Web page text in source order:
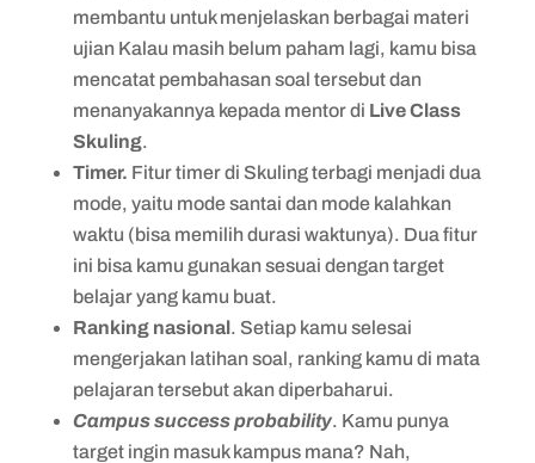
membantu untuk menjelaskan berbagai materi
ujian Kalau masih belum paham lagi, kamu bisa
mencatat pembahasan soal tersebut dan
menanyakannya kepada mentor di Live Class
Skuling.
Timer. Fitur timer di Skuling terbagi menjadi dua
mode, yaitu mode santai dan mode kalahkan
waktu (bisa memilih durasi waktunya). Dua fitur
ini bisa kamu gunakan sesuai dengan target
belajar yang kamu buat.
Ranking nasional. Setiap kamu selesai
mengerjakan latihan soal, ranking kamu di mata
pelajaran tersebut akan diperbaharui.
Campus success probability. Kamu punya
target ingin masuk kampus mana? Nah,